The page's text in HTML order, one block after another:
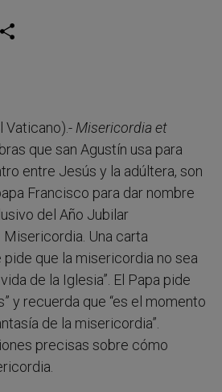
w
Vaticano).-Misericordia et
que san Agustín usa para
entre Jesús y la adúltera, son
Francisco para dar nombre
del Año Jubilar
Una carta
que la misericordia no sea
de la Iglesia”. El Papa pide
y recuerda que “es el momento
de la misericordia”.
precisas sobre cómo